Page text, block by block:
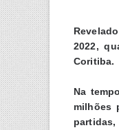
2022,
Coritiba.
Na
milhões